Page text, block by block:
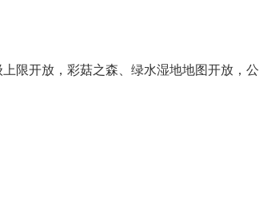
限开放，彩菇之森、绿水湿地地图开放，公